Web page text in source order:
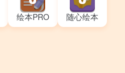
绘本PRO 随心绘本